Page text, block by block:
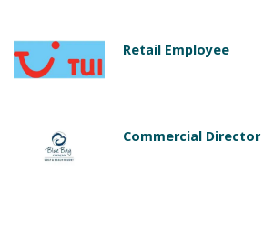
Retail Employee
Commercial Director